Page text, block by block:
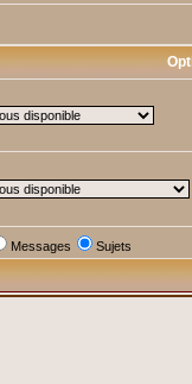
Messages Sujets